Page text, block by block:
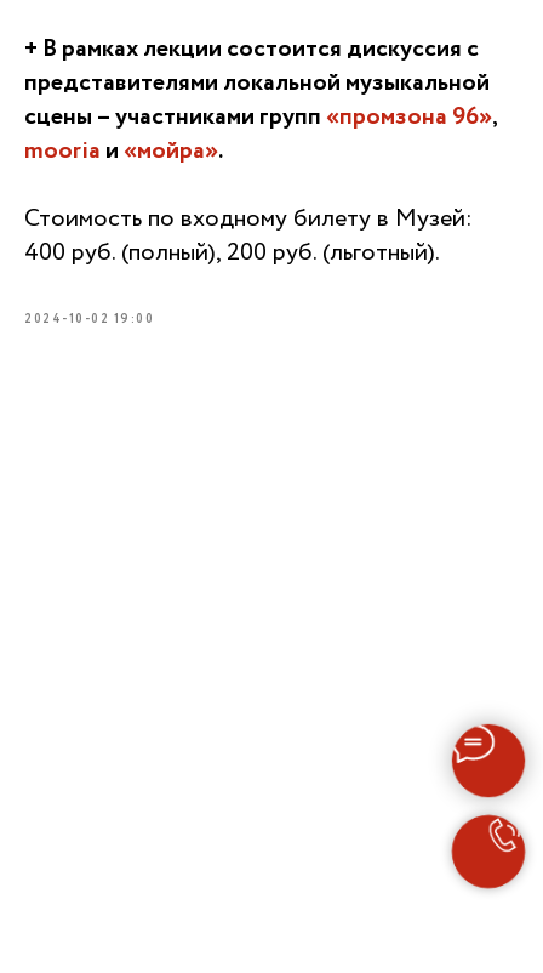
+ В рамках лекции состоится дискуссия с
представителями локальной музыкальной
сцены – участниками групп «промзона 96»,
mooria и «мойра».
Стоимость по входному билету в Музей:
400 руб. (полный), 200 руб. (льготный).
2024-10-02 19:00